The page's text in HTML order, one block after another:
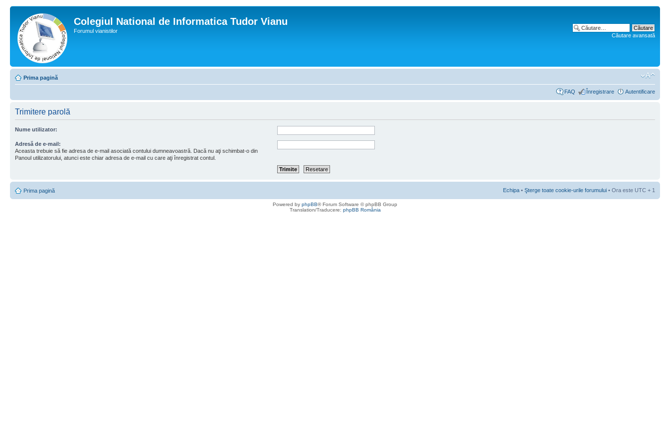
Colegiul National de Informatica Tudor Vianu
Forumul vianistilor
Căutare avansată
Prima pagină
FAQ Înregistrare Autentificare
Trimitere parolă
Nume utilizator:
Adresă de e-mail:
Aceasta trebuie să fie adresa de e-mail asociată contului dumneavoastră. Dacă nu aţi schimbat-o din
Panoul utilizatorului, atunci este chiar adresa de e-mail cu care aţi înregistrat contul.
Prima pagină Echipa • Şterge toate cookie-urile forumului • Ora este UTC + 1
Powered by phpBB® Forum Software © phpBB Group
Translation/Traducere: phpBB România